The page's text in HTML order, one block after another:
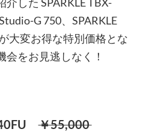
G 750、SPARKLE
大変お得な特別価格とな
会をお見逃しなく！
￥55,000